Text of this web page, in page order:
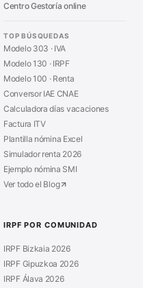
Centro Gestoría online
TOP BÚSQUEDAS
Modelo 303 · IVA
Modelo 130 · IRPF
Modelo 100 · Renta
Conversor IAE CNAE
Calculadora días vacaciones
Factura ITV
Plantilla nómina Excel
Simulador renta 2026
Ejemplo nómina SMI
Ver todo el Blog
IRPF POR COMUNIDAD
IRPF Bizkaia 2026
IRPF Gipuzkoa 2026
IRPF Álava 2026